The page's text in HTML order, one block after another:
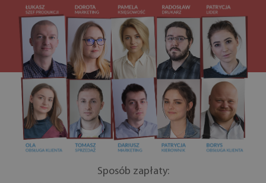
Sposób zapłaty: